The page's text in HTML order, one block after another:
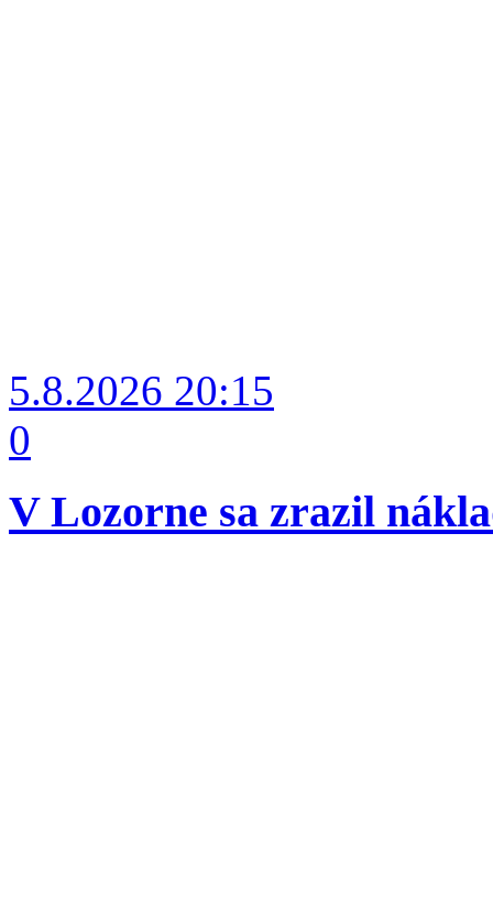
5.8.2026 20:15
0
V Lozorne sa zrazil